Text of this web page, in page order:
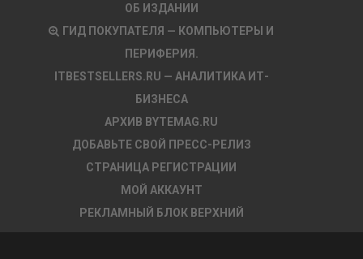
ОБ ИЗДАНИИ
ГИД ПОКУПАТЕЛЯ — КОМПЬЮТЕРЫ И
ПЕРИФЕРИЯ.
ITBESTSELLERS.RU — АНАЛИТИКА ИТ-
БИЗНЕСА
АРХИВ BYTEMAG.RU
ДОБАВЬТЕ СВОЙ ПРЕСС-РЕЛИЗ
СТРАНИЦА РЕГИСТРАЦИИ
МОЙ АККАУНТ
РЕКЛАМНЫЙ БЛОК ВЕРХНИЙ